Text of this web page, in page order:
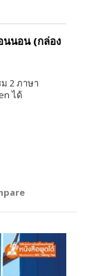
นนอน (กล่อง
2 ภาษา
ได้